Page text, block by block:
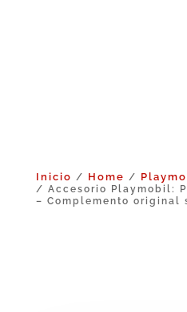
Inicio / Home /
/ Accesorio Playmobil:
– Complemento original